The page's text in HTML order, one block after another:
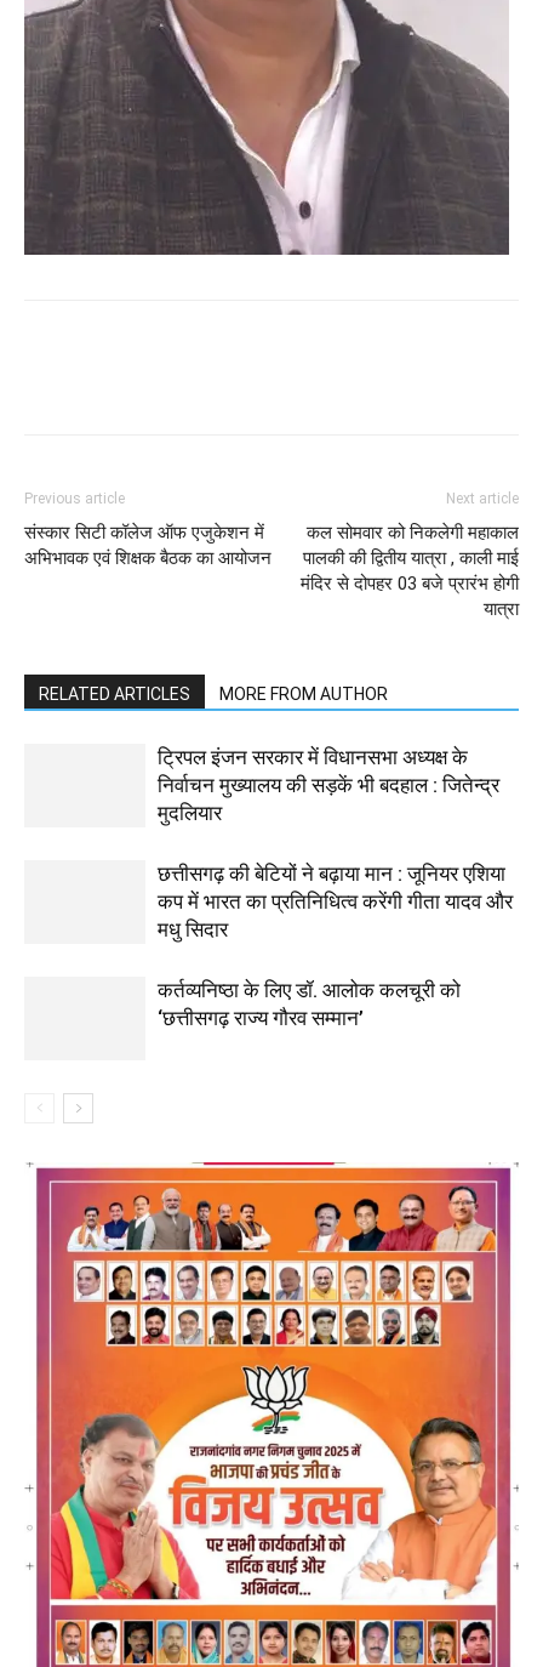
Previous article
संस्कार सिटी कॉलेज ऑफ एजुकेशन में
अभिभावक एवं शिक्षक बैठक का आयोजन
Next article
कल सोमवार को निकलेगी महाकाल
पालकी की द्वितीय यात्रा , काली माई
मंदिर से दोपहर 03 बजे प्रारंभ होगी
यात्रा
RELATED ARTICLES MORE FROM AUTHOR
ट्रिपल इंजन सरकार में विधानसभा अध्यक्ष के
निर्वाचन मुख्यालय की सड़कें भी बदहाल : जितेन्द्र
मुदलियार
छत्तीसगढ़ की बेटियों ने बढ़ाया मान : जूनियर एशिया
कप में भारत का प्रतिनिधित्व करेंगी गीता यादव और
मधु सिदार
कर्तव्यनिष्ठा के लिए डॉ. आलोक कलचूरी को
‘छत्तीसगढ़ राज्य गौरव सम्मान’